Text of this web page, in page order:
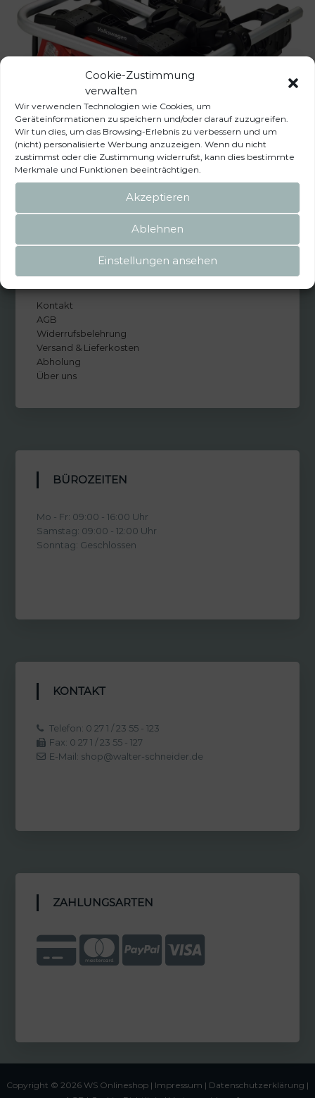
Cookie-Zustimmung
verwalten
Wir verwenden Technologien wie Cookies, um
Geräteinformationen zu speichern und/oder darauf zuzugreifen.
Wir tun dies, um das Browsing-Erlebnis zu verbessern und um
(nicht) personalisierte Werbung anzuzeigen. Wenn du nicht
zustimmst oder die Zustimmung widerrufst, kann dies bestimmte
Merkmale und Funktionen beeinträchtigen.
Akzeptieren
Ablehnen
Einstellungen ansehen
Zurück zum Mietservice
INFORMATIONEN
Kontakt
AGB
Widerrufsbelehrung
Versand & Lieferkosten
Abholung
Über uns
BÜROZEITEN
Mo - Fr: 09:00 - 16:00 Uhr
Samstag: 09:00 - 12:00 Uhr
Sonntag: Geschlossen
KONTAKT
Telefon: 0 27 1 / 23 55 - 123
Fax: 0 27 1 / 23 55 - 127
E-Mail: shop@walter-schneider.de
ZAHLUNGSARTEN
Copyright © 2026 WS Onlineshop | Impressum | Datenschutzerklärung |